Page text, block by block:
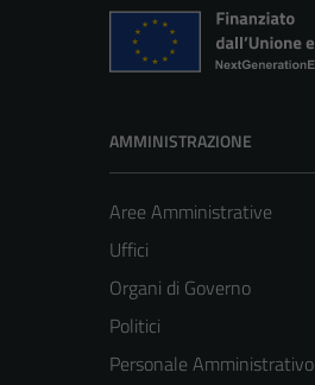
AMMINISTRAZIONE
Aree Amministrative
Uffici
Organi di Governo
Politici
Personale Amministrativo